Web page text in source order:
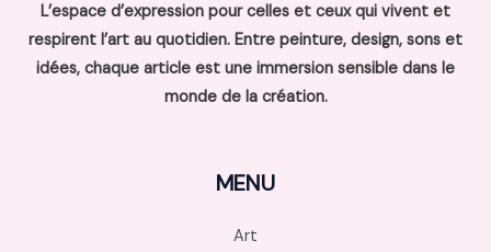
L’espace d’expression pour celles et ceux qui vivent et
respirent l’art au quotidien. Entre peinture, design, sons et
idées, chaque article est une immersion sensible dans le
monde de la création.
MENU
Art